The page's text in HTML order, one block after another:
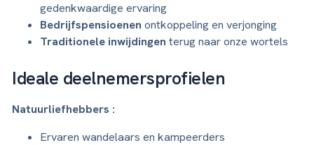
gedenkwaardige ervaring
Bedrijfspensioenen ontkoppeling en verjonging
Traditionele inwijdingen terug naar onze wortels
Ideale deelnemersprofielen
Natuurliefhebbers :
Ervaren wandelaars en kampeerders